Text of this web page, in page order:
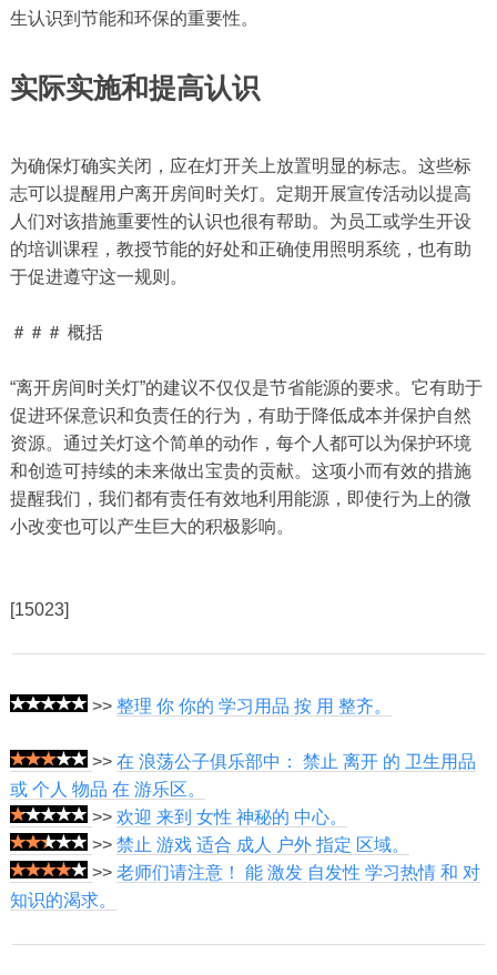
生认识到节能和环保的重要性。
实际实施和提高认识
为确保灯确实关闭，应在灯开关上放置明显的标志。这些标
志可以提醒用户离开房间时关灯。定期开展宣传活动以提高
人们对该措施重要性的认识也很有帮助。为员工或学生开设
的培训课程，教授节能的好处和正确使用照明系统，也有助
于促进遵守这一规则。
＃＃＃ 概括
“离开房间时关灯”的建议不仅仅是节省能源的要求。它有助于
促进环保意识和负责任的行为，有助于降低成本并保护自然
资源。通过关灯这个简单的动作，每个人都可以为保护环境
和创造可持续的未来做出宝贵的贡献。这项小而有效的措施
提醒我们，我们都有责任有效地利用能源，即使行为上的微
小改变也可以产生巨大的积极影响。
[15023]
>> 整理 你 你的 学习用品 按 用 整齐。
>> 在 浪荡公子俱乐部中： 禁止 离开 的 卫生用品
或 个人 物品 在 游乐区。
>> 欢迎 来到 女性 神秘的 中心。
>> 禁止 游戏 适合 成人 户外 指定 区域。
>> 老师们请注意！ 能 激发 自发性 学习热情 和 对
知识的渴求。